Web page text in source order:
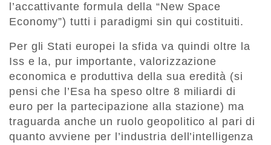
l’accattivante formula della “New Space
Economy”) tutti i paradigmi sin qui costituiti.
Per gli Stati europei la sfida va quindi oltre la
Iss e la, pur importante, valorizzazione
economica e produttiva della sua eredità (si
pensi che l’Esa ha speso oltre 8 miliardi di
euro per la partecipazione alla stazione) ma
traguarda anche un ruolo geopolitico al pari di
quanto avviene per l’industria dell’intelligenza